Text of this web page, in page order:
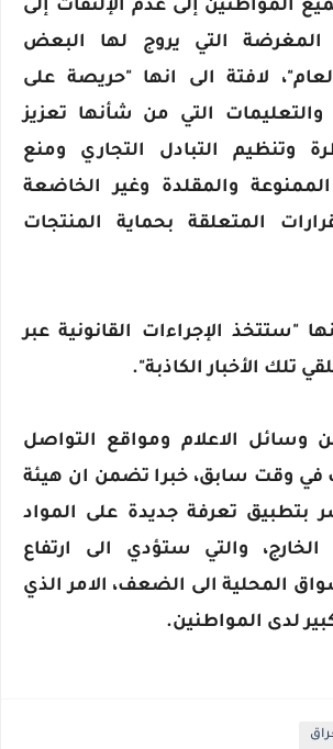
المواطنين إلى عدم الإلتفات إلى
المغرضة التي يروج لها البعض
لافتة الى انها "حريصة على
والتعليمات التي من شأنها تعزيز
وتنظيم التبادل التجاري ومنع
والمقلدة وغير الخاضعة
المتعلقة بحماية المنتجات
"ستتخذ الإجراءات القانونية عبر
تلك الأخبار الكاذبة".
وسائل الاعلام ومواقع التواصل
في وقت سابق، خبرا تضمن ان هيئة
بتطبيق تعرفة جديدة على المواد
والتي ستؤدي الى ارتفاع
المحلية الى الضعف، الامر الذي
لدى المواطنين.